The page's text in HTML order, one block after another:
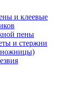
и клеевые
пены
и стержни